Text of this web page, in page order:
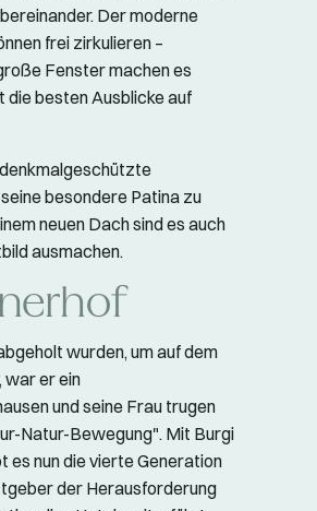
Der moderne
frei zirkulieren –
Fenster machen es
besten Ausblicke auf
besondere Patina zu
neuen Dach sind es auch
ausmachen.
wurden, um auf dem
war er ein
und seine Frau trugen
Natur-Bewegung". Mit Burgi
es nun die vierte Generation
der Herausforderung